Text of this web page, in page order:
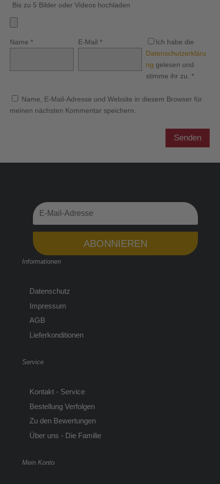
Bis zu 5 Bilder oder Videos hochladen
Name * E-Mail *
Ich habe die
Datenschutzerkläru
ng gelesen und
stimme ihr zu.
*
Name, E-Mail-Adresse und Website in diesem Browser für
meinen nächsten Kommentar speichern.
Senden
ABONNIEREN
Informationen
Datenschutz
Impressum
AGB
Lieferkonditionen
Service
Kontakt - Service
Bestellung Verfolgen
Zu den Bewertungen
Über uns - Die Familie
Mein Konto